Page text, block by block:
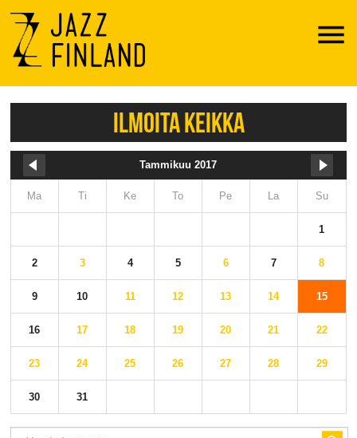
Menu
ILMOITA KEIKKA
Tammikuu 2017
Ma Ti Ke To Pe La Su
1
2 3 4 5 6 7 8
9 10 11 12 13 14 15
16 17 18 19 20 21 22
23 24 25 26 27 28 29
30 31